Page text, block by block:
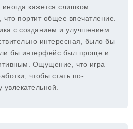
кажется слишком
что портит общее впечатление.
с созданием и улучшением
интересная, было бы
бы интерфейс был проще и
Ощущение, что игра
чтобы стать по-